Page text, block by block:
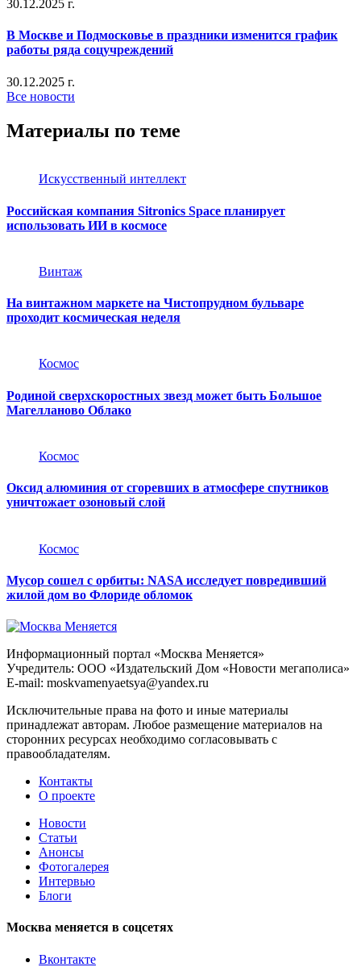
30.12.2025 г.
В Москве и Подмосковье в праздники изменится график
работы ряда соцучреждений
30.12.2025 г.
Все новости
Материалы по теме
Искусственный интеллект
Российская компания Sitronics Space планирует
использовать ИИ в космосе
Винтаж
На винтажном маркете на Чистопрудном бульваре
проходит космическая неделя
Космос
Родиной сверхскоростных звезд может быть Большое
Магелланово Облако
Космос
Оксид алюминия от сгоревших в атмосфере спутников
уничтожает озоновый слой
Космос
Мусор сошел с орбиты: NASA исследует повредивший
жилой дом во Флориде обломок
Информационный портал «Москва Меняется»
Учредитель: ООО «Издательский Дом «Новости мегаполиса»
E-mail: moskvamenyaetsya@yandex.ru
Исключительные права на фото и иные материалы
принадлежат авторам. Любое размещение материалов на
сторонних ресурсах необходимо согласовывать с
правообладателям.
Контакты
О проекте
Новости
Статьи
Анонсы
Фотогалерея
Интервью
Блоги
Москва меняется в соцсетях
Вконтакте